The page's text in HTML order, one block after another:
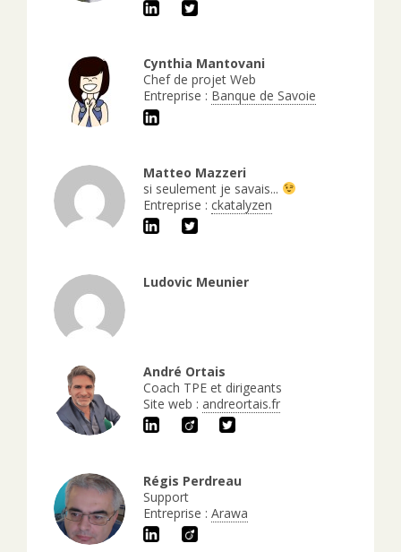
Cynthia Mantovani
Chef de projet Web
Entreprise : Banque de Savoie
Matteo Mazzeri
si seulement je savais...
Entreprise : ckatalyzen
Ludovic Meunier
André Ortais
Coach TPE et dirigeants
Site web : andreortais.fr
Régis Perdreau
Support
Entreprise : Arawa